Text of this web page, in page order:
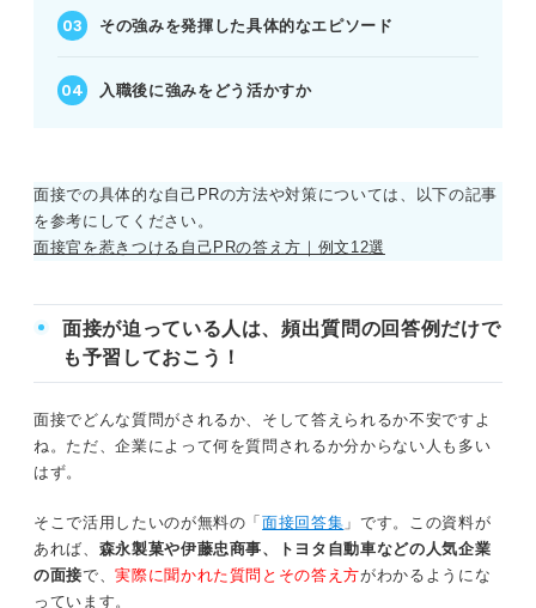
その強みを発揮した具体的なエピソード
入職後に強みをどう活かすか
面接での具体的な自己PRの方法や対策については、以下の記事
を参考にしてください。
面接官を惹きつける自己PRの答え方｜例文12選
面接が迫っている人は、頻出質問の回答例だけで
も予習しておこう！
面接でどんな質問がされるか、そして答えられるか不安ですよ
ね。ただ、企業によって何を質問されるか分からない人も多い
はず。
そこで活用したいのが無料の「面接回答集 」です。この資料が
あれば、 森永製菓や伊藤忠商事、トヨタ自動車などの人気企業
の面接で、実際に聞かれた質問とその答え方がわかるようにな
っています。